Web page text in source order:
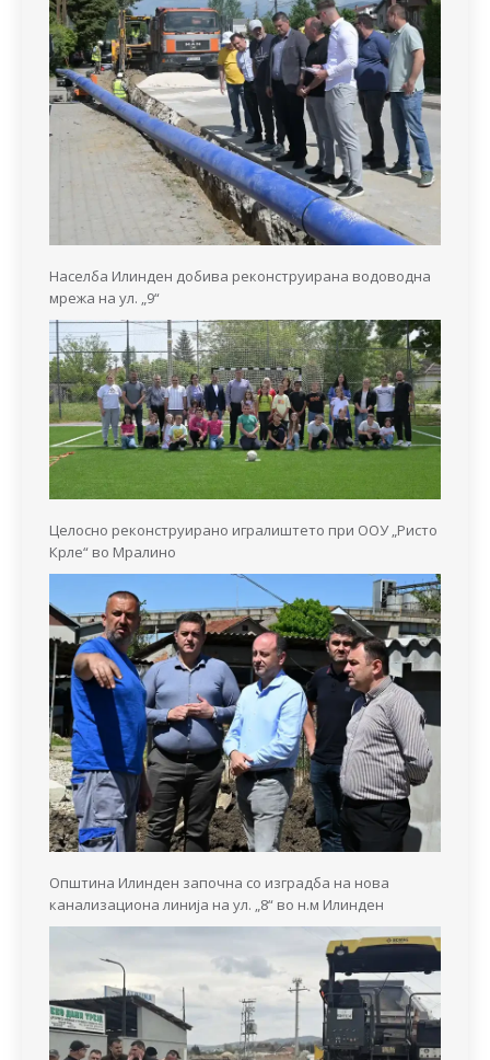
Населба Илинден добива реконструирана водоводна
мрежа на ул. „9“
Целосно реконструирано игралиштето при ООУ „Ристо
Крле“ во Мралино
Општина Илинден започна со изградба на нова
канализациона линија на ул. „8“ во н.м Илинден